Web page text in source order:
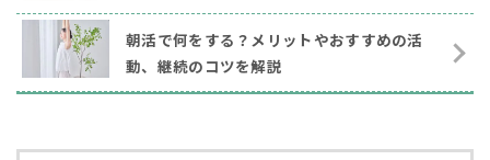
朝活で何をする？メリットやおすすめの活
動、継続のコツを解説